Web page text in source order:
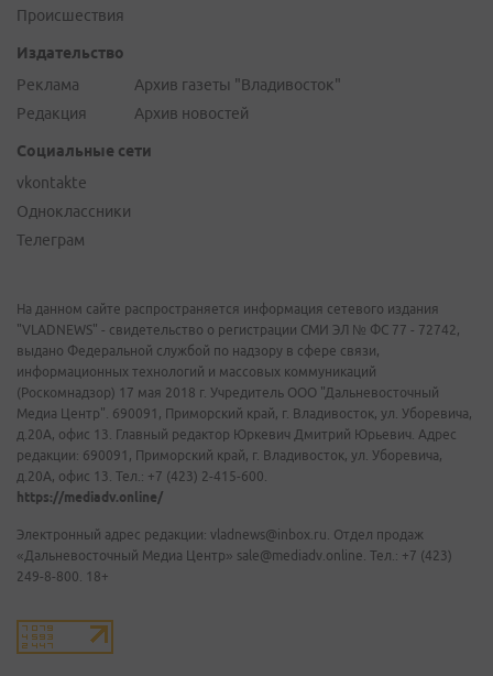
Происшествия
Издательство
Реклама
Редакция
Архив газеты "Владивосток"
Архив новостей
Социальные сети
vkontakte
Одноклассники
Телеграм
На данном сайте распространяется информация сетевого издания
"VLADNEWS" - свидетельство о регистрации СМИ ЭЛ № ФС 77 - 72742,
выдано Федеральной службой по надзору в сфере связи,
информационных технологий и массовых коммуникаций
(Роскомнадзор) 17 мая 2018 г. Учредитель ООО "Дальневосточный
Медиа Центр". 690091, Приморский край, г. Владивосток, ул. Уборевича,
д.20А, офис 13. Главный редактор Юркевич Дмитрий Юрьевич. Адрес
редакции: 690091, Приморский край, г. Владивосток, ул. Уборевича,
д.20А, офис 13. Тел.: +7 (423) 2-415-600.
https://mediadv.online/
Электронный адрес редакции: vladnews@inbox.ru. Отдел продаж
«Дальневосточный Медиа Центр» sale@mediadv.online. Тел.: +7 (423)
249-8-800. 18+